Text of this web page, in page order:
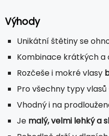
Výhody
Unikátní štětiny se
Kombinace krátkých a
Rozčeše i mokré vlasy
Pro všechny typy
Vhodný i na
Je malý, velmi lehký a